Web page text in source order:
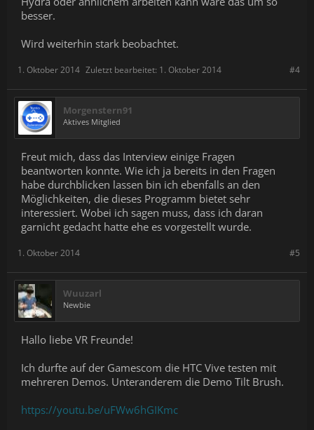
besser.
Wird weiterhin stark beobachtet.
#4
1. Oktober 2014 Zuletzt bearbeitet: 1. Oktober 2014
Morgenstern91
Aktives Mitglied
Freut mich, dass das Interview einige Fragen
beantworten konnte. Wie ich ja bereits in den Fragen
habe durchblicken lassen bin ich ebenfalls an den
Möglichkeiten, die dieses Programm bietet sehr
interessiert. Wobei ich sagen muss, dass ich daran
garnicht gedacht hatte ehe es vorgestellt wurde.
#5
1. Oktober 2014
Wuuzarl
Newbie
Hallo liebe VR Freunde!
Ich durfte auf der Gamescom die HTC Vive testen mit
mehreren Demos. Unteranderem die Demo Tilt Brush.
https://youtu.be/uFWw6hGIKmc